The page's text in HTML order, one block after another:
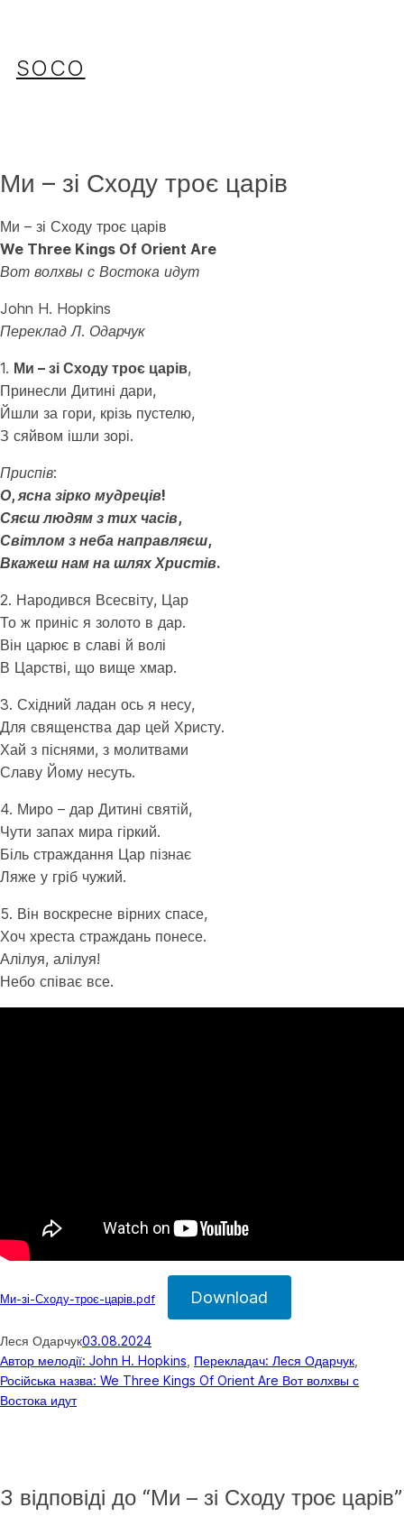
SOCO
Ми – зі Сходу троє царів
Ми – зі Сходу троє царів
We Three Kings Of Orient Are
Вот волхвы с Востока идут
John H. Hopkins
Переклад Л. Одарчук
1. Ми – зі Сходу троє царів,
Принесли Дитині дари,
Йшли за гори, крізь пустелю,
З сяйвом ішли зорі.
Приспів:
О, ясна зірко мудреців!
Сяєш людям з тих часів,
Світлом з неба направляєш,
Вкажеш нам на шлях Христів.
2. Народився Всесвіту, Цар
То ж приніс я золото в дар.
Він царює в славі й волі
В Царстві, що вище хмар.
3. Східний ладан ось я несу,
Для священства дар цей Христу.
Хай з піснями, з молитвами
Славу Йому несуть.
4. Миро – дар Дитині святій,
Чути запах мира гіркий.
Біль страждання Цар пізнає
Ляже у гріб чужий.
5. Він воскресне вірних спасе,
Хоч хреста страждань понесе.
Алілуя, алілуя!
Небо співає все.
Ми-зі-Сходу-троє-царів.pdf Download
Леся Одарчук03.08.2024
Автор мелодії: John H. Hopkins Перекладач: Леся Одарчук
Російська назва: We Three Kings Of Orient Are Вот волхвы с
Востока идут
3 відповіді до “Ми – зі Сходу троє царів”